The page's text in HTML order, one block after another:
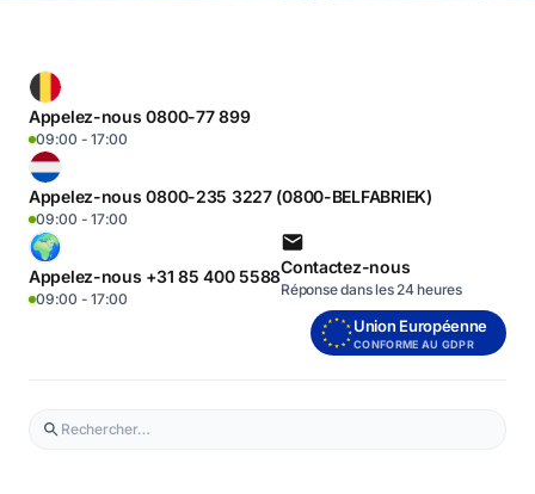
Appelez-nous 0800-77 899
09:00 - 17:00
Appelez-nous 0800-235 3227 (0800-BELFABRIEK)
09:00 - 17:00
Appelez-nous +31 85 400 5588
09:00 - 17:00
Contactez-nous
Réponse dans les 24 heures
Union Européenne
CONFORME AU GDPR